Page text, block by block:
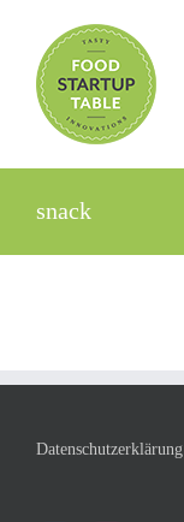
springen
snack
Datenschutzerklärung